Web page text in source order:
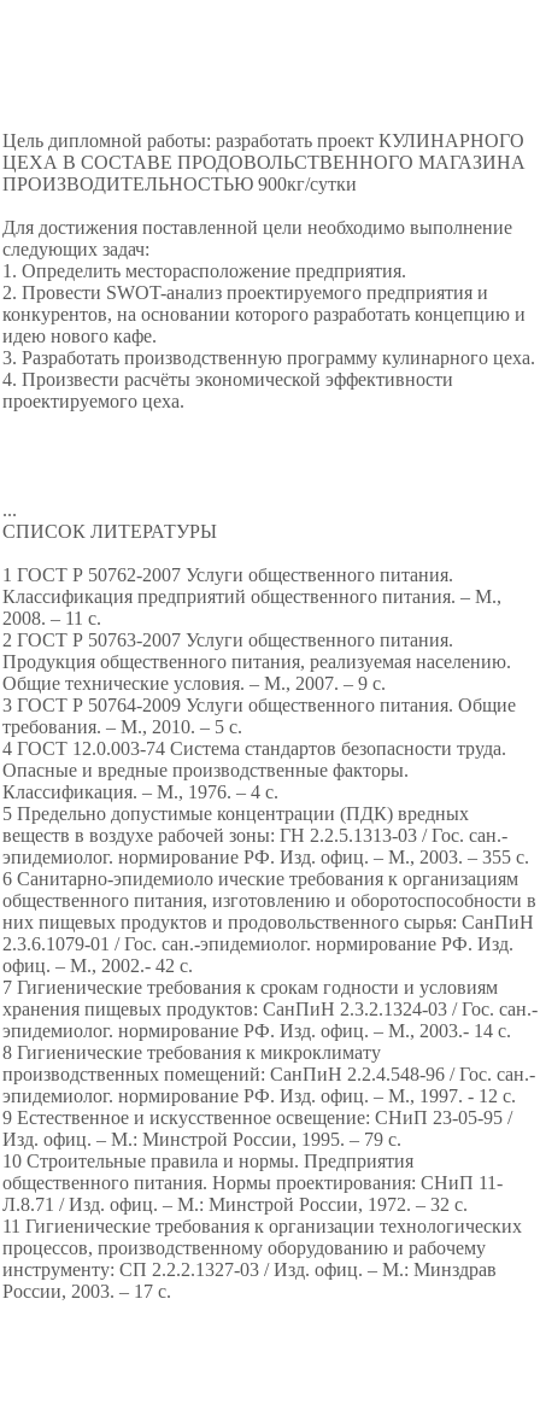
Цель дипломной работы: разработать проект КУЛИНАРНОГО
ЦЕХА В СОСТАВЕ ПРОДОВОЛЬСТВЕННОГО МАГАЗИНА
ПРОИЗВОДИТЕЛЬНОСТЬЮ 900кг/сутки
Для достижения поставленной цели необходимо выполнение
следующих задач:
1. Определить месторасположение предприятия.
2. Провести SWOT-анализ проектируемого предприятия и
конкурентов, на основании которого разработать концепцию и
идею нового кафе.
3. Разработать производственную программу кулинарного цеха.
4. Произвести расчёты экономической эффективности
проектируемого цеха.
...
СПИСОК ЛИТЕРАТУРЫ
1 ГОСТ Р 50762-2007 Услуги общественного питания.
Классификация предприятий общественного питания. – М.,
2008. – 11 с.
2 ГОСТ Р 50763-2007 Услуги общественного питания.
Продукция общественного питания, реализуемая населению.
Общие технические условия. – М., 2007. – 9 с.
3 ГОСТ Р 50764-2009 Услуги общественного питания. Общие
требования. – М., 2010. – 5 с.
4 ГОСТ 12.0.003-74 Система стандартов безопасности труда.
Опасные и вредные производственные факторы.
Классификация. – М., 1976. – 4 с.
5 Предельно допустимые концентрации (ПДК) вредных
веществ в воздухе рабочей зоны: ГН 2.2.5.1313-03 / Гос. сан.-
эпидемиолог. нормирование РФ. Изд. офиц. – М., 2003. – 355 с.
6 Санитарно-эпидемиоло ические требования к организациям
общественного питания, изготовлению и оборотоспособности в
них пищевых продуктов и продовольственного сырья: СанПиН
2.3.6.1079-01 / Гос. сан.-эпидемиолог. нормирование РФ. Изд.
офиц. – М., 2002.- 42 с.
7 Гигиенические требования к срокам годности и условиям
хранения пищевых продуктов: СанПиН 2.3.2.1324-03 / Гос. сан.-
эпидемиолог. нормирование РФ. Изд. офиц. – М., 2003.- 14 с.
8 Гигиенические требования к микроклимату
производственных помещений: СанПиН 2.2.4.548-96 / Гос. сан.-
эпидемиолог. нормирование РФ. Изд. офиц. – М., 1997. - 12 с.
9 Естественное и искусственное освещение: СНиП 23-05-95 /
Изд. офиц. – М.: Минстрой России, 1995. – 79 с.
10 Строительные правила и нормы. Предприятия
общественного питания. Нормы проектирования: СНиП 11-
Л.8.71 / Изд. офиц. – М.: Минстрой России, 1972. – 32 с.
11 Гигиенические требования к организации технологических
процессов, производственному оборудованию и рабочему
инструменту: СП 2.2.2.1327-03 / Изд. офиц. – М.: Минздрав
России, 2003. – 17 с.